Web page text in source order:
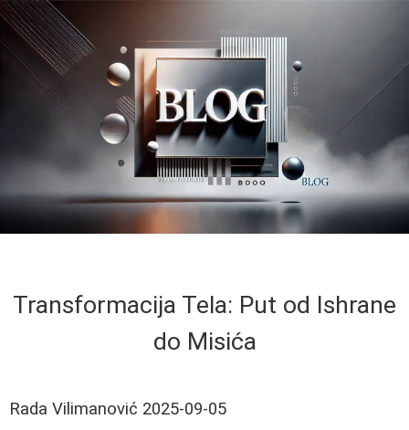
Transformacija Tela: Put od Ishrane
do Misića
Rada Vilimanović 2025-09-05